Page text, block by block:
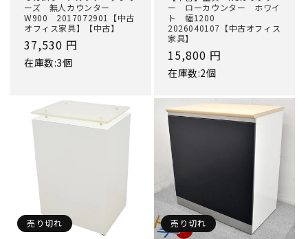
ーズ 無人カウンター
W900 2017072901【中古
オフィス家具】【中古】
通
常
37,530 円
在庫数:3個
ー ローカウンター ホワイ
ト 幅1200
2026040107【中古オフィス
家具】
通
常
格
15,800 円
在庫数:2個
売り切れ 売り切れ